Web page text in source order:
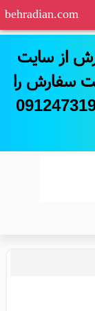
از سایت
سفارش را
یا بله به شماره 09124731993
behradian.com